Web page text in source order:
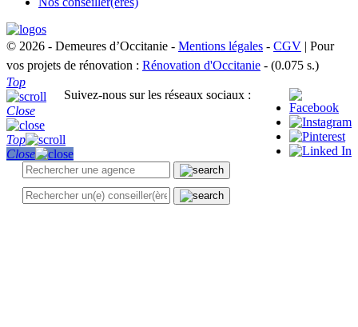
© 2026 - Demeures d’Occitanie - Mentions légales - CGV | Pour
vos projets de rénovation : Rénovation d'Occitanie - (0.075 s.)
Suivez-nous sur les réseaux sociaux :
Top
Close
Top
Close